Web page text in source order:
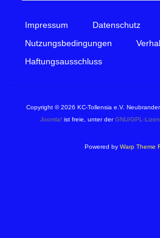
Impressum
Datenschutz
Nutzungsbedingungen
Haftungsausschluss
Copyright © 2026 KC-Tollensia e.V.
Joomla! ist freie, unter derGNU/GPL-
Powered by Warp Theme